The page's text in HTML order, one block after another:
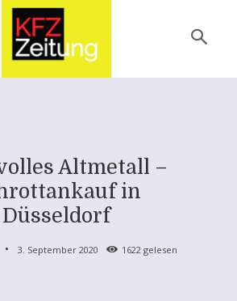
Altmetall –
in
Düsseldorf
3. September 2020 1622 gelesen